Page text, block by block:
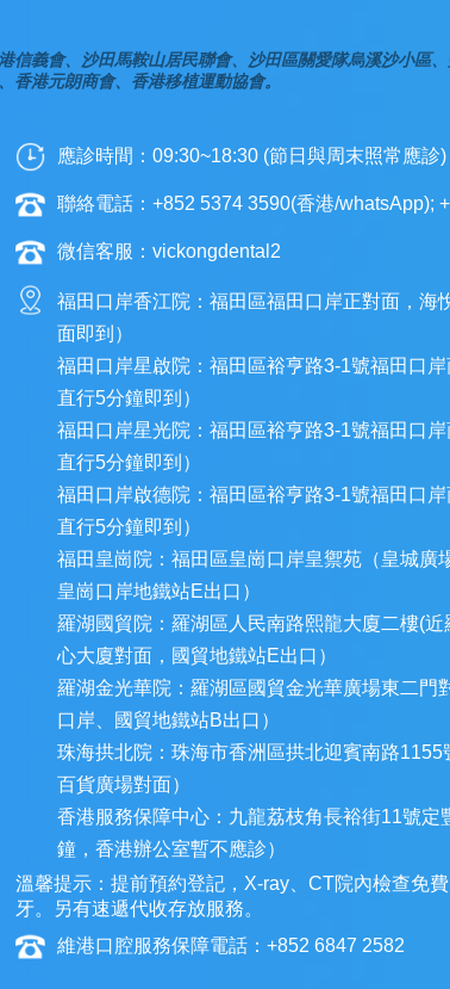
信義會、沙田馬鞍山居民聯會、沙田區關愛隊烏溪沙小區
港元朗商會、香港移植運動協會。
應診時間：09:30~18:30 (節日與周末照常應診)
聯絡電話：+852 5374 3590(香港/whatsApp);
微信客服：vickongdental2
福田口岸香江院：福田區福田口岸正對面，
面即到）
福田口岸星啟院：福田區裕亨路3-1號福田口
直行5分鐘即到）
福田口岸星光院：福田區裕亨路3-1號福田口
直行5分鐘即到）
福田口岸啟德院：福田區裕亨路3-1號福田口
直行5分鐘即到）
福田皇崗院：福田區皇崗口岸皇禦苑（皇城廣
皇崗口岸地鐵站E出口）
羅湖國貿院：羅湖區人民南路熙龍大廈二樓(
心大廈對面，國貿地鐵站E出口）
羅湖金光華院：羅湖區國貿金光華廣場東二門
口岸、國貿地鐵站B出口）
珠海拱北院：珠海市香洲區拱北迎賓南路
百貨廣場對面）
香港服務保障中心：九龍荔枝角長裕街11號
鐘，香港辦公室暫不應診）
溫馨提示：提前預約登記，X-ray、CT院內檢查免
牙。另有速遞代收存放服務。
維港口腔服務保障電話：+852 6847 2582